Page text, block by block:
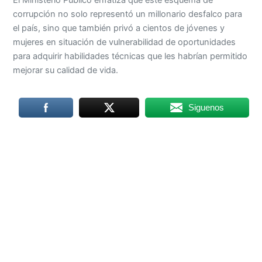
corrupción no solo representó un millonario desfalco para
el país, sino que también privó a cientos de jóvenes y
mujeres en situación de vulnerabilidad de oportunidades
para adquirir habilidades técnicas que les habrían permitido
mejorar su calidad de vida.
Siguenos